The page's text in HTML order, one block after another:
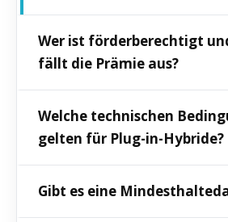
Wer ist förderberechtigt
fällt die Prämie aus?
Privathaushalte bis 80.000 €
Einkommen (mit
PHEV/REEV: Basis 1.500 €, je
4.500 €.
Welche technischen
gelten für Plug-in-Hybride?
Zwischen 01/2026 und 06/2027
förderfähig, wenn sie ≤ 60 g
Gibt es eine